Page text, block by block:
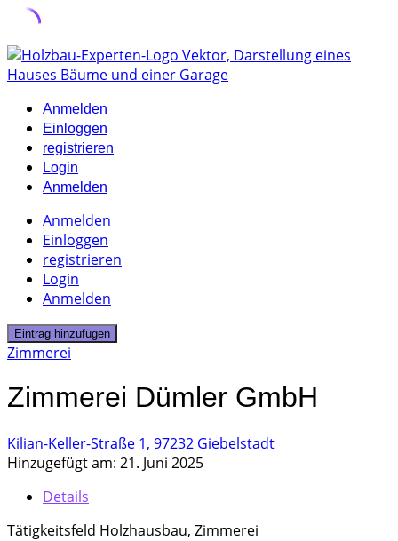
Skip
to
Anmelden
Einloggen
registrieren
Login
Anmelden
Anmelden
Einloggen
registrieren
Login
Anmelden
Eintrag hinzufügen
Zimmerei
Zimmerei Dümler GmbH
Kilian-Keller-Straße 1, 97232 Giebelstadt
Hinzugefügt am: 21. Juni 2025
Details
Tätigkeitsfeld Holzhausbau, Zimmerei